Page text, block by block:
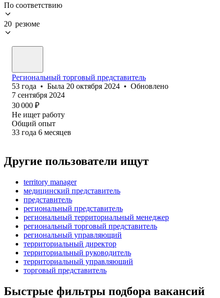
По соответствию
20 резюме
Региональный торговый представитель
53 года • Была 20 октября 2024 • Обновлено
7 сентября 2024
30 000 ₽
Не ищет работу
Общий опыт
33 года 6 месяцев
Другие пользователи ищут
territory manager
медицинский представитель
представитель
региональный представитель
региональный территориальный менеджер
региональный торговый представитель
региональный управляющий
территориальный директор
территориальный руководитель
территориальный управляющий
торговый представитель
Быстрые фильтры подбора вакансий